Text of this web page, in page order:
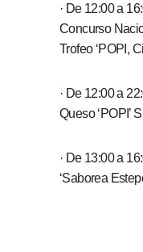
· De 12:00 a
Concurso
Trofeo ‘POPI,
· De 12:00 a
Queso ‘POPI’
· De 13:00 a
‘Saborea